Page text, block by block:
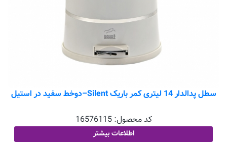
سطل پدالدار 14 لیتری کمر باریک Silent–دوخط سفید در استیل
کد محصول:16576115
اطلاعات بیشتر